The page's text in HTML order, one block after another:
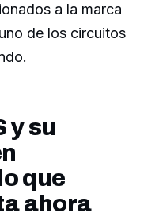
a la marca
de los circuitos
y su
que
ahora